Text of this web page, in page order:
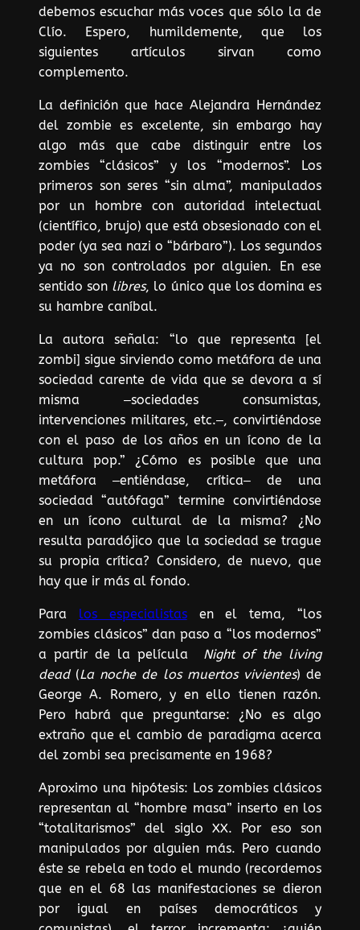
debemos escuchar más voces que sólo la de
Clío. Espero, humildemente, que los
siguientes artículos sirvan como
complemento.
La definición que hace Alejandra Hernández
del zombie es excelente, sin embargo hay
algo más que cabe distinguir entre los
zombies “clásicos” y los “modernos”. Los
primeros son seres “sin alma”, manipulados
por un hombre con autoridad intelectual
(científico, brujo) que está obsesionado con el
poder (ya sea nazi o “bárbaro”). Los segundos
ya no son controlados por alguien. En ese
sentido son libres, lo único que los domina es
su hambre caníbal.
La autora señala: “lo que representa [el
zombi] sigue sirviendo como metáfora de una
sociedad carente de vida que se devora a sí
misma ‒sociedades consumistas,
intervenciones militares, etc.‒, convirtiéndose
con el paso de los años en un ícono de la
cultura pop.” ¿Cómo es posible que una
metáfora ‒entiéndase, crítica‒ de una
sociedad “autófaga” termine convirtiéndose
en un ícono cultural de la misma? ¿No
resulta paradójico que la sociedad se trague
su propia crítica? Considero, de nuevo, que
hay que ir más al fondo.
Para los especialistasen el tema, “los
zombies clásicos” dan paso a “los modernos”
a partir de la película Night of the living
dead(La noche de los muertos vivientes) de
George A. Romero, y en ello tienen razón.
Pero habrá que preguntarse: ¿No es algo
extraño que el cambio de paradigma acerca
del zombi sea precisamente en 1968?
Aproximo una hipótesis: Los zombies clásicos
representan al “hombre masa” inserto en los
“totalitarismos” del siglo XX. Por eso son
manipulados por alguien más. Pero cuando
éste se rebela en todo el mundo (recordemos
que en el 68 las manifestaciones se dieron
por igual en países democráticos y